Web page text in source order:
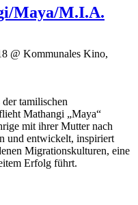
Maya/M.I.A.
@ Kommunales Kino,
tamilischen
Mathangi „Maya“
mit ihrer Mutter nach
und entwickelt, inspiriert
Migrationskulturen, eine
Erfolg führt.